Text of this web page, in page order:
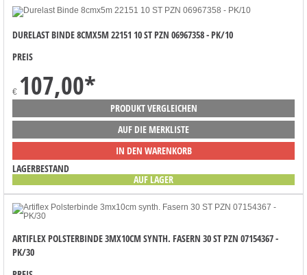
DURELAST BINDE 8CMX5M 22151 10 ST PZN 06967358 - PK/10
PREIS
€ 107,00*
PRODUKT VERGLEICHEN
AUF DIE MERKLISTE
IN DEN WARENKORB
LAGERBESTAND
AUF LAGER
ARTIFLEX POLSTERBINDE 3MX10CM SYNTH. FASERN 30 ST PZN 07154367 -
PK/30